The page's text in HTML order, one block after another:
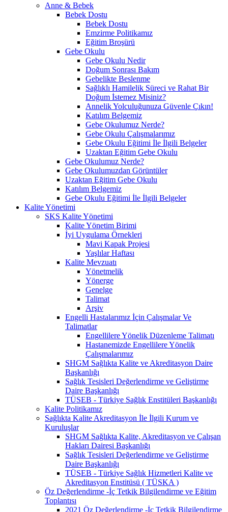
Anne & Bebek
Bebek Dostu
Bebek Dostu
Emzirme Politikamız
Eğitim Broşürü
Gebe Okulu
Gebe Okulu Nedir
Doğum Sonrası Bakım
Gebelikte Beslenme
Sağlıklı Hamilelik Süreci ve Rahat Bir
Doğum İstemez Misiniz?
Annelik Yolculuğunuza Güvenle Çıkın!
Katılım Belgemiz
Gebe Okulumuz Nerde?
Gebe Okulu Çalışmalarımız
Gebe Okulu Eğitimi İle İlgili Belgeler
Uzaktan Eğitim Gebe Okulu
Gebe Okulumuz Nerde?
Gebe Okulumuzdan Görüntüler
Uzaktan Eğitim Gebe Okulu
Katılım Belgemiz
Gebe Okulu Eğitimi İle İlgili Belgeler
Kalite Yönetimi
SKS Kalite Yönetimi
Kalite Yönetim Birimi
İyi Uygulama Örnekleri
Mavi Kapak Projesi
Yaşlılar Haftası
Kalite Mevzuatı
Yönetmelik
Yönerge
Genelge
Talimat
Arşiv
Engelli Hastalarımız İçin Çalışmalar Ve
Talimatlar
Engellilere Yönelik Düzenleme Talimatı
Hastanemizde Engellilere Yönelik
Çalışmalarımız
SHGM Sağlıkta Kalite ve Akreditasyon Daire
Başkanlığı
Sağlık Tesisleri Değerlendirme ve Geliştirme
Daire Başkanlığı
TÜSEB - Türkiye Sağlık Enstitüleri Başkanlığı
Kalite Politikamız
Sağlıkta Kalite Akreditasyon İle İlgili Kurum ve
Kuruluşlar
SHGM Sağlıkta Kalite, Akreditasyon ve Çalışan
Hakları Dairesi Başkanlığı
Sağlık Tesisleri Değerlendirme ve Geliştirme
Daire Başkanlığı
TÜSEB - Türkiye Sağlık Hizmetleri Kalite ve
Akreditasyon Enstitüsü ( TÜSKA )
Öz Değerlendirme -İç Tetkik Bilgilendirme ve Eğitim
Toplantısı
2021 Öz Değerlendirme -İç Tetkik Bilgilendirme